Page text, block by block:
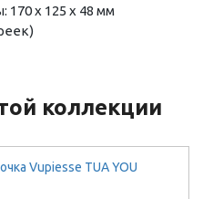
х 125 х 48 мм
коллекции